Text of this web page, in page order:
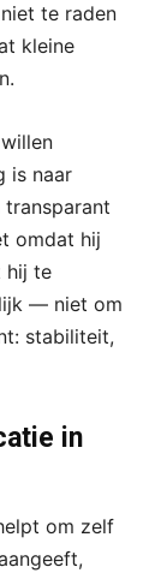
te raden
kleine
is naar
omdat hij
hij te
— niet om
stabiliteit,
in
om zelf